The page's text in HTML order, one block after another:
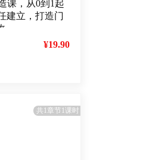
课，从0到1起
建立，打造门
¥19.90
共1章节1课时